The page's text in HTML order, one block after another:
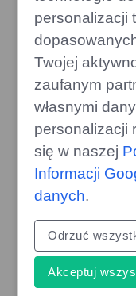
personalizacji
Twojej
zaufanym
własnymi
personalizacji
się w naszej
Informacji
danych.
Odrzuć
Akceptuj